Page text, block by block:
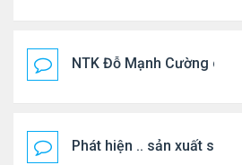
NTK Đỗ Mạnh Cường chi
Phát hiện .. sản xuất sữa